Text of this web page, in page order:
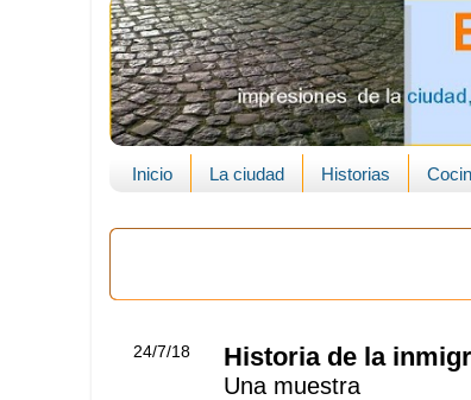
Inicio La ciudad Historias
24/7/18 Historia de la
Una muestra